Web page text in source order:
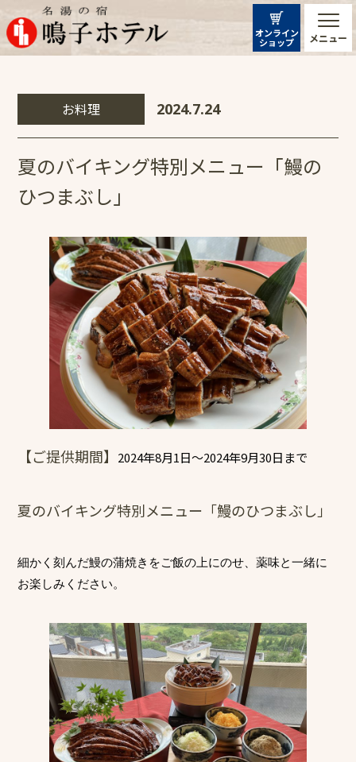
メニュー
オンライン
ショップ
お料理 2024.7.24
夏のバイキング特別メニュー「鰻の
ひつまぶし」
【ご提供期間】 2024年8月1日～2024年9月30日まで
夏のバイキング特別メニュー「鰻のひつまぶし」
細かく刻んだ鰻の蒲焼きをご飯の上にのせ、薬味と一緒に
お楽しみください。